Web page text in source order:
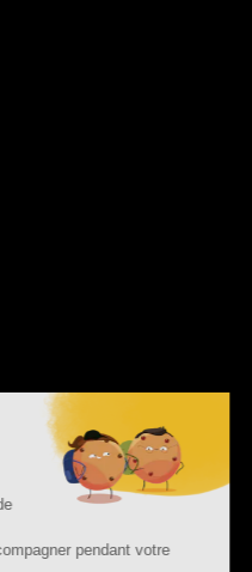
de
pendant votre